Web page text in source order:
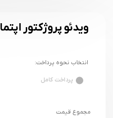
ویدئو پروژکتور اپتما OPTOMA W371
انتخاب نحوه پرداخت:
پرداخت کامل
مجموع قیمت